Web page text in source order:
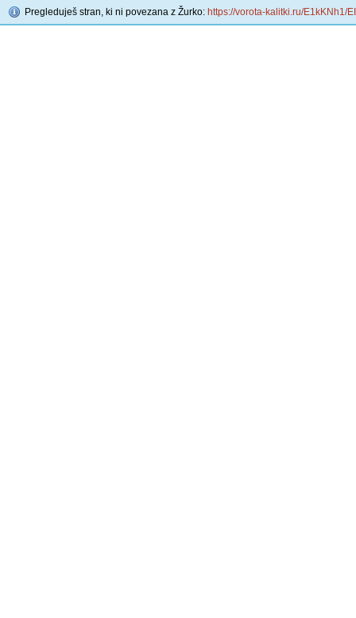
Pregleduješ stran, ki ni povezana z Žurko: https://vorota-kalitki.ru/E1kKNh1/